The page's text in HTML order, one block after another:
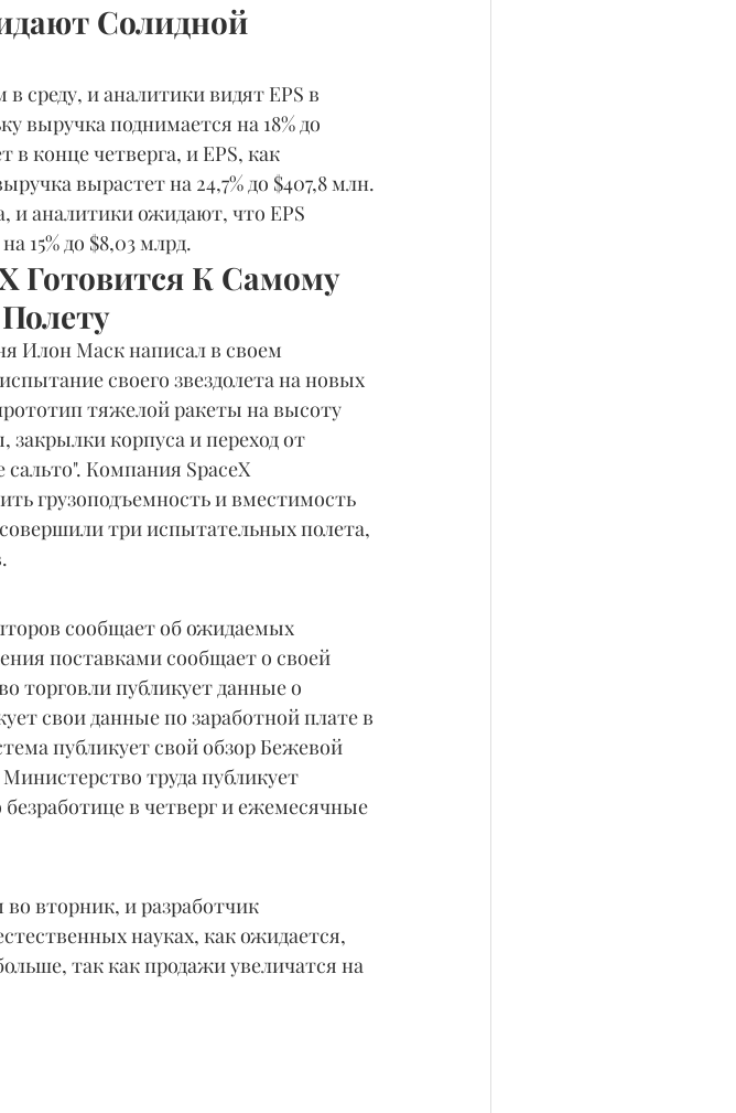
Солидной
среду, и аналитики видят EPS в
выручка поднимается на 18% до
в конце четверга, и EPS, как
вырастет на 24,7% до $407,8 млн.
и аналитики ожидают, что EPS
15% до $8,03 млрд.
Готовится К Самому
Илон Маск написал в своем
своего звездолета на новых
тяжелой ракеты на высоту
закрылки корпуса и переход от
Компания SpaceX
грузоподъемность и вместимость
три испытательных полета,
сообщает об ожидаемых
поставками сообщает о своей
торговли публикует данные о
свои данные по заработной плате в
публикует свой обзор Бежевой
труда публикует
в четверг и ежемесячные
во вторник, и разработчик
науках, как ожидается,
так как продажи увеличатся на